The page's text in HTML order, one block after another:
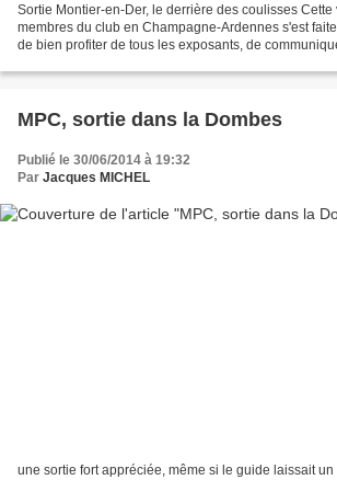
Sortie Montier-en-Der, le derrière des coulisses
membres du club en Champagne-Ardennes s'est
de bien profiter de tous les exposants, de
MPC, sortie dans la Dombes
Publié le 30/06/2014 à 19:32
Par Jacques MICHEL
une sortie fort appréciée, même si le guide laissait un